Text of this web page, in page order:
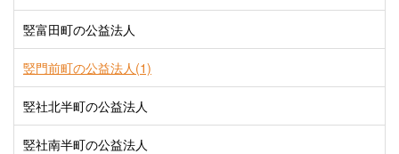
竪富田町の公益法人
竪門前町の公益法人(1)
竪社北半町の公益法人
竪社南半町の公益法人